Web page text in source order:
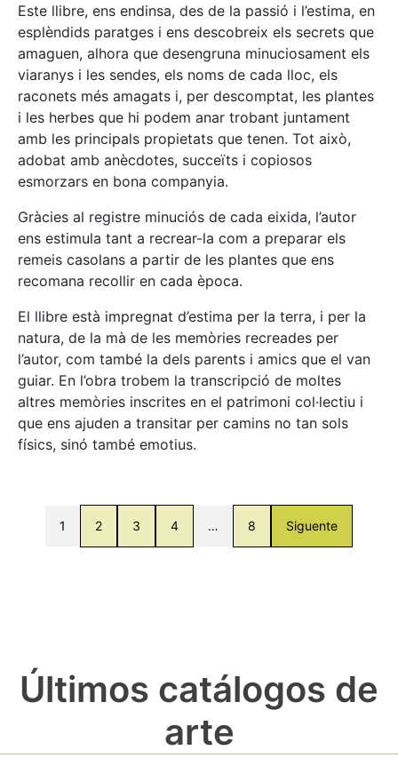
Este llibre, ens endinsa, des de la passió i l’estima, en
esplèndids paratges i ens descobreix els secrets que
amaguen, alhora que desengruna minuciosament els
viaranys i les sendes, els noms de cada lloc, els
raconets més amagats i, per descomptat, les plantes
i les herbes que hi podem anar trobant juntament
amb les principals propietats que tenen. Tot això,
adobat amb anècdotes, succeïts i copiosos
esmorzars en bona companyia.
Gràcies al registre minuciós de cada eixida, l’autor
ens estimula tant a recrear-la com a preparar els
remeis casolans a partir de les plantes que ens
recomana recollir en cada època.
El llibre està impregnat d’estima per la terra, i per la
natura, de la mà de les memòries recreades per
l’autor, com també la dels parents i amics que el van
guiar. En l’obra trobem la transcripció de moltes
altres memòries inscrites en el patrimoni col·lectiu i
que ens ajuden a transitar per camins no tan sols
físics, sinó també emotius.
1 2 3 4 … 8 Siguente
Últimos catálogos de
arte